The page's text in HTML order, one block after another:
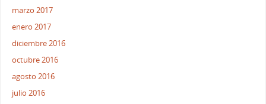
marzo 2017
enero 2017
diciembre 2016
octubre 2016
agosto 2016
julio 2016